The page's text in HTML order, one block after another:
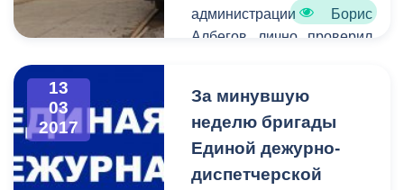
администрации Борис
Албегов лично проверил
обновленному
трамвайному вагону.
13
03
2017
За минувшую
неделю бригады
Единой дежурно-
диспетчерской